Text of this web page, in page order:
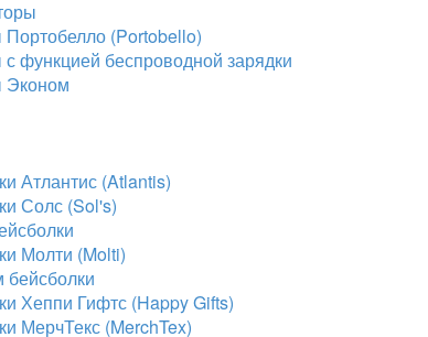
(Portobello)
функцией беспроводной зарядки
Эконом
Атлантис (Atlantis)
Солс (Sol's)
Молти (Molti)
Хеппи Гифтс (Happy Gifts)
МерчТекс (MerchTex)